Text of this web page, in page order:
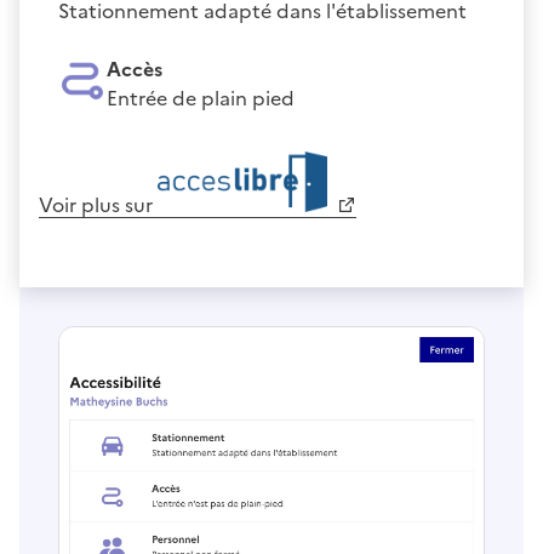
Stationnement adapté dans l'établissement
Accès
Entrée de plain pied
Voir plus sur